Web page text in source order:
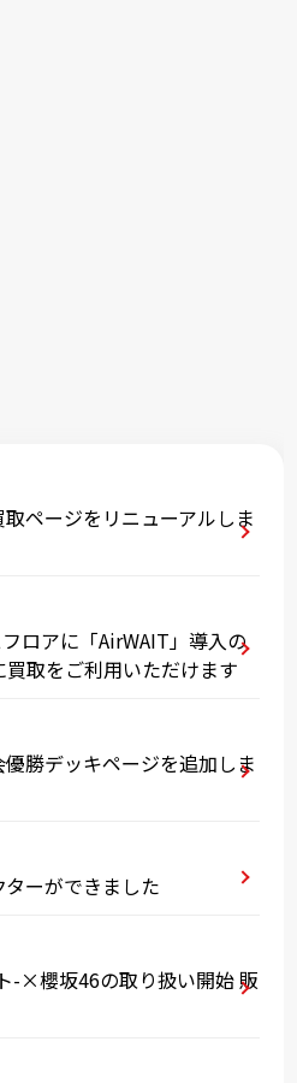
ページをリニューアルしま
ロアに「AirWAIT」導入の
取をご利用いただけます
勝デッキページを追加しま
ーができました
-×櫻坂46の取り扱い開始 販